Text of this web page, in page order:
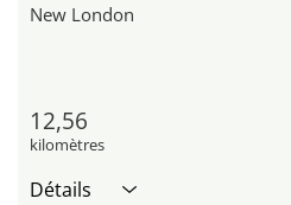
New London
12,56
kilomètres
Détails